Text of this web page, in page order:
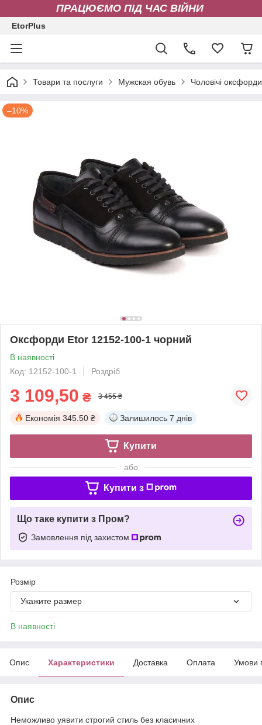
ПРАЦЮЄМО ПІД ЧАС ВІЙНИ
EtorPlus
Товари та послуги Мужская обувь Чоловічі оксфорди
–10%
Оксфорди Etor 12152-100-1 чорний
В наявності
Код: 12152-100-1
Роздріб
3 109,50 ₴ 3 455 ₴
Економія 345.50 ₴ Залишилось 7 днів
Купити
або
Купити з
Що таке купити з Пром?
Замовлення під захистом
Розмір
Укажите размер
В наявності
Опис Характеристики Доставка Оплата Умови
Опис
Неможливо уявити строгий стиль без класичних